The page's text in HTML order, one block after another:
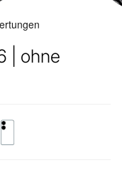
| ohne
iphone-